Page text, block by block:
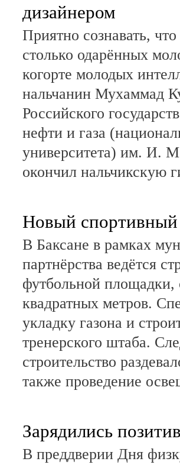
дизайнером
Приятно сознавать,
столько одарённых
когорте молодых
нальчанин Мухаммад
Российского
нефти и газа
университета) им. И.
окончил нальчикскую
Новый спортивный
В Баксане в рамках
партнёрства ведётся
футбольной
квадратных метров.
укладку газона и
тренерского штаба.
строительство
также проведение
Зарядились
В преддверии Дня